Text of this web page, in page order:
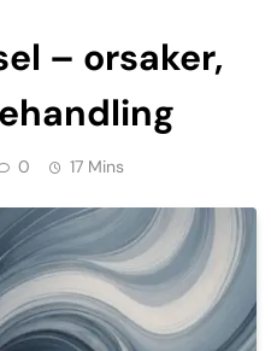
– orsaker,
0 17 Mins